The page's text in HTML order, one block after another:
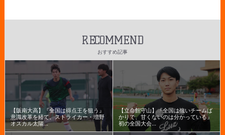
RECOMMEND
おすすめ記事
【阪南大高】『全国は得点王を狙う』
意識改革を経て、ストライカー・増野
オスカル太陽...
【立命館守山】『全国は強いチームば
かりで、甘くないのは分かっている』
初の全国大会...